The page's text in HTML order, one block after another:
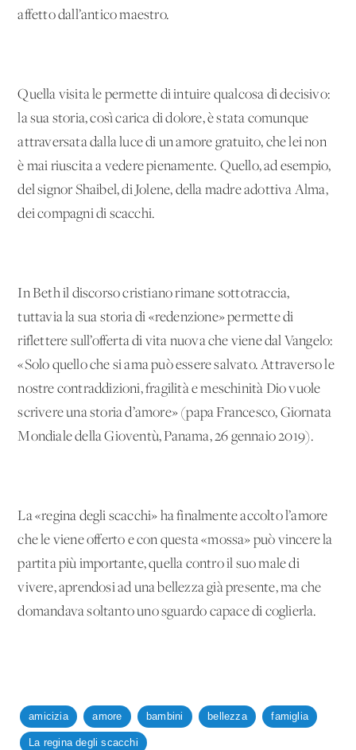
affetto dall’antico maestro.
Quella visita le permette di intuire qualcosa di decisivo:
la sua storia, così carica di dolore, è stata comunque
attraversata dalla luce di un amore gratuito, che lei non
è mai riuscita a vedere pienamente. Quello, ad esempio,
del signor Shaibel, di Jolene, della madre adottiva Alma,
dei compagni di scacchi.
In Beth il discorso cristiano rimane sottotraccia,
tuttavia la sua storia di «redenzione» permette di
riflettere sull’offerta di vita nuova che viene dal Vangelo:
«Solo quello che si ama può essere salvato. Attraverso le
nostre contraddizioni, fragilità e meschinità Dio vuole
scrivere una storia d’amore» (papa Francesco, Giornata
Mondiale della Gioventù, Panama, 26 gennaio 2019).
La «regina degli scacchi» ha finalmente accolto l’amore
che le viene offerto e con questa «mossa» può vincere la
partita più importante, quella contro il suo male di
vivere, aprendosi ad una bellezza già presente, ma che
domandava soltanto uno sguardo capace di coglierla.
amicizia amore bambini bellezza famiglia
La regina degli scacchi